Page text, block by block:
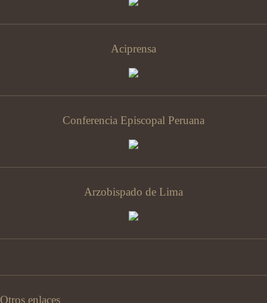
Aciprensa
Conferencia Episcopal Peruana
Arzobispado de Lima
Otros enlaces